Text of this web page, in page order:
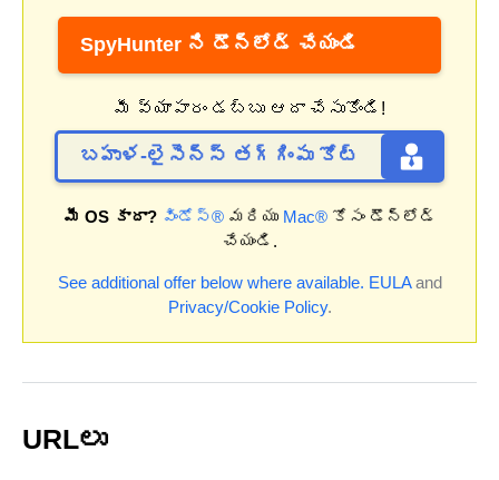
SpyHunter ని డౌన్‌లోడ్ చేయండి
మీ వ్యాపారం డబ్బు ఆదా చేసుకోండి!
బహుళ-లైసెన్స్ తగ్గింపు కోట్
మీ OS కాదా? విండోస్®మరియు Mac®కోసం డౌన్‌లోడ్
చేయండి.
See additional offer below where available. EULAand
Privacy/Cookie Policy.
URLలు